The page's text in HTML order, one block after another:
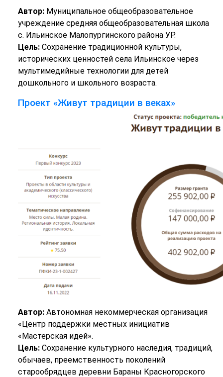
Автор: Муниципальное общеобразовательное
учреждение средняя общеобразовательная школа
с. Ильинское Малопургинского района УР.
Цель: Сохранение традиционной культуры,
исторических ценностей села Ильинское через
мультимедийные технологии для детей
дошкольного и школьного возраста.
Проект «Живут традиции в веках»
Автор: Автономная некоммерческая организация
«Центр поддержки местных инициатив
«Мастерская идей».
Цель: Сохранение культурного наследия, традиций,
обычаев, преемственность поколений
старообрядцев деревни Бараны Красногорского